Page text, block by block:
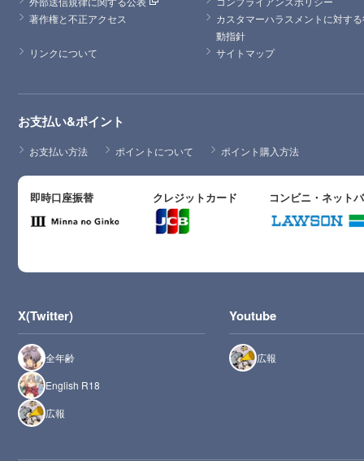
著作権と不正アクセス
カスタマーハラスメントに対す
動指針
リンクについて
サイトマップ
お支払い&ポイント
お支払い方法 ポイントについて ポイント購入方法
即時口座振替 クレジットカード コンビニ・ネット
X(Twitter)
全年齢
English R18
広報
Youtube
広報